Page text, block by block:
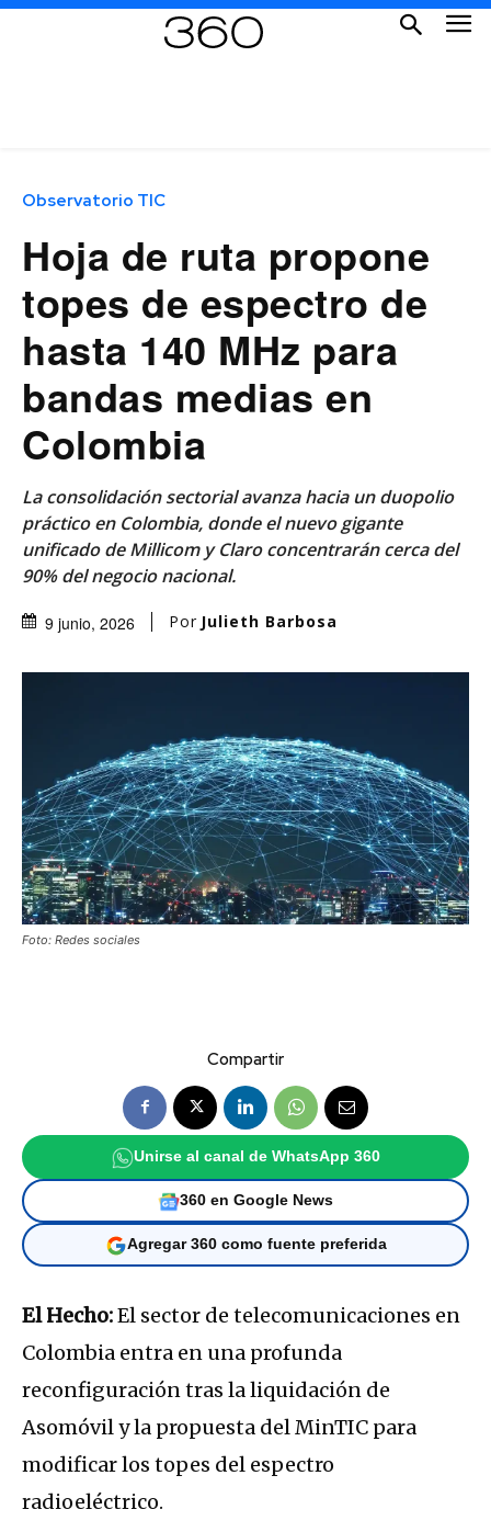
Observatorio TIC
Hoja de ruta propone
topes de espectro de
hasta 140 MHz para
bandas medias en
Colombia
La consolidación sectorial avanza hacia un duopolio
práctico en Colombia, donde el nuevo gigante
unificado de Millicom y Claro concentrarán cerca del
90% del negocio nacional.
9 junio, 2026 Por Julieth Barbosa
Foto: Redes sociales
Compartir
Unirse al canal de WhatsApp 360
360 en Google News
Agregar 360 como fuente preferida
El Hecho:El sector de telecomunicaciones en
Colombia entra en una profunda
reconfiguración tras la liquidación de
Asomóvil y la propuesta del MinTIC para
modificar los topes del espectro
radioeléctrico.